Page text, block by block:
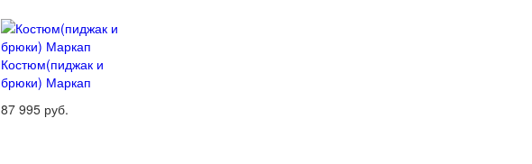
Костюм(пиджак и
брюки) Маркап
87 995 руб.